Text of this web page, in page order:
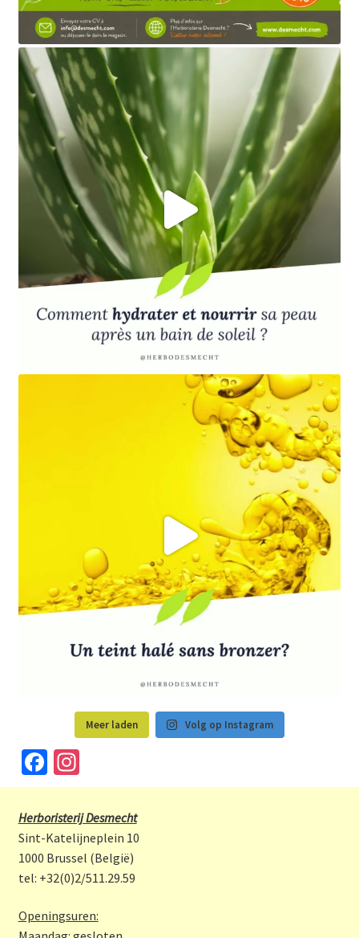
Meer laden Volg op Instagram
Fa
ce
b
o
o
k
In
st
a
gr
a
m
Herboristerij Desmecht
Sint-Katelijneplein 10
1000 Brussel (België)
tel: +32(0)2/511.29.59
Openingsuren: